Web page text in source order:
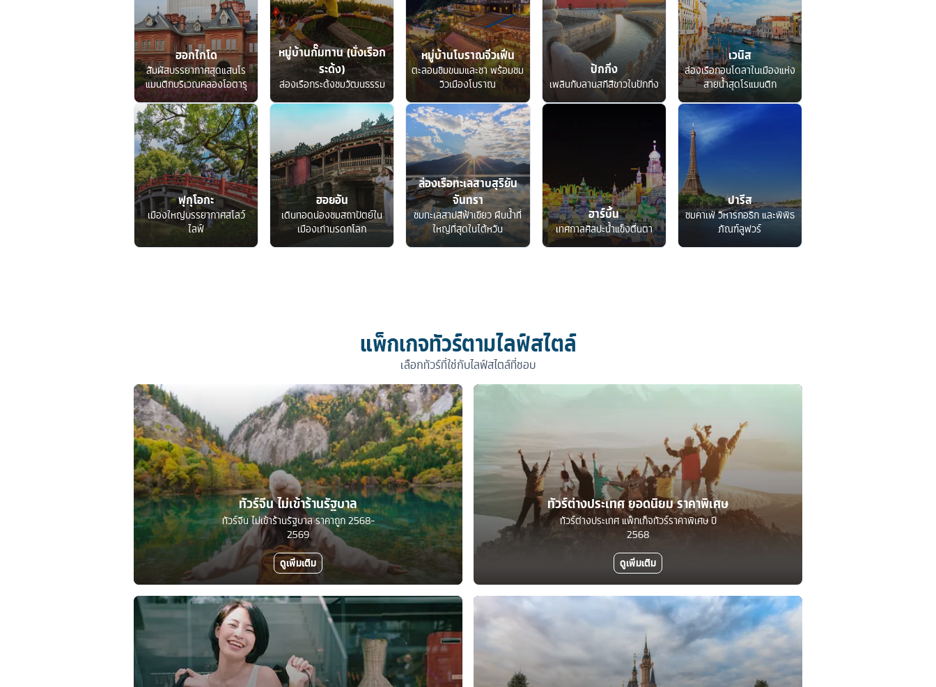
ฮอกไกโด
สัมผัสบรรยากาศสุดแสนโร
แมนติกบริเวณคลองโอตารุ
ฟุกุโอกะ
เมืองใหญ่บรรยากาศสโลว์
ไลฟ์
หมู่บ้านกั๊มทาน (นั่งเรือก
ระด้ง)
ล่องเรือกระด้งชมวัฒนธรรม
ฮอยอัน
เดินทอดน่องชมสถาปัตย์ใน
เมืองเก่ามรดกโลก
หมู่บ้านโบราณจิ่วเฟิ่น
ตะลอนชิมขนมและชา พร้อมชม
วิวเมืองโบราณ
ล่องเรือทะเลสาบสุริยัน
จันทรา
ชมทะเลสาปสีฟ้าเขียว ผืนน้ำที่
ใหญ่ที่สุดในไต้หวัน
ปักกิ่ง
เพลินกับลานสกีสีขาวในปักกิ่ง
ฮาร์บิ้น
เทศกาลศิลปะน้ำแข็งตื่นตา
เวนิส
ล่องเรือกอนโดลาในเมืองแห่ง
สายน้ำสุดโรแมนติก
ปารีส
ชมคาเฟ่ วิหารกอธิก และพิพิธ
ภัณฑ์ลูฟวร์
แพ็กเกจทัวร์ตามไลฟ์สไตล์
เลือกทัวร์ที่ใช่กับไลฟ์สไตล์ที่ชอบ
ทัวร์จีน ไม่เข้าร้านรัฐบาล
ทัวร์จีน ไม่เข้าร้านรัฐบาล ราคาถูก 2568-
2569
ดูเพิ่มเติม
ทัวร์ต่างประเทศ ยอดนิยม ราคาพิเศษ
ทัวร์ต่างประเทศ แพ็กเก็จทัวร์ราคาพิเศษ ปี
2568
ดูเพิ่มเติม